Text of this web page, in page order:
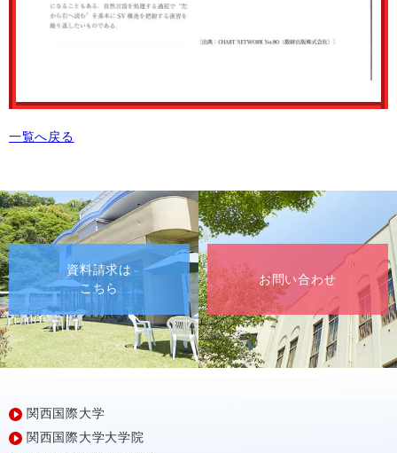
一覧へ戻る
資料請求は
こちら
お問い合わせ
関西国際大学
関西国際大学大学院